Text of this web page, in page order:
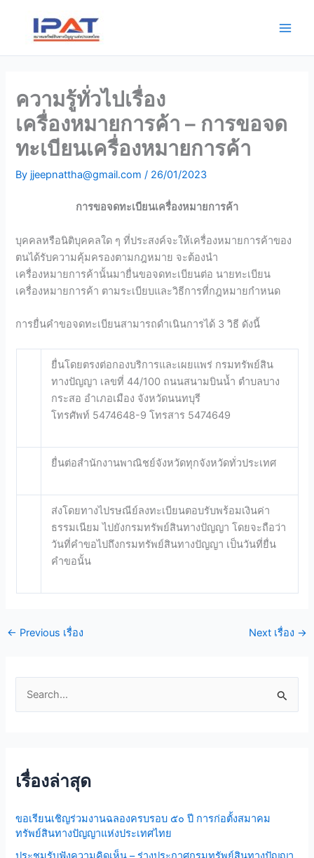
content
ความรู้ทั่วไปเรื่อง
เครื่องหมายการค้า – การขอจด
ทะเบียนเครื่องหมายการค้า
By jjeepnattha@gmail.com/ 26/01/2023
การขอจดทะเบียนเครื่องหมายการค้า
บุคคลหรือนิติบุคคลใด ๆ ที่ประสงค์จะให้เครื่องหมายการค้าของ
ตนได้รับความคุ้มครองตามกฎหมาย จะต้องนำ
เครื่องหมายการค้านั้นมายื่นขอจดทะเบียนต่อ นายทะเบียน
เครื่องหมายการค้า ตามระเบียบและวิธีการที่กฎหมายกำหนด
การยื่นคำขอจดทะเบียนสามารถดำเนินการได้ 3 วิธี ดังนี้
ยื่นโดยตรงต่อกองบริการและเผยแพร่ กรมทรัพย์สิน
ทางปัญญา เลขที่ 44/100 ถนนสนามบินน้ำ ตำบลบาง
กระสอ อำเภอเมือง จังหวัดนนทบุรี
โทรศัพท์ 5474648-9 โทรสาร 5474649
ยื่นต่อสำนักงานพาณิชย์จังหวัดทุกจังหวัดทั่วประเทศ
ส่งโดยทางไปรษณีย์ลงทะเบียนตอบรับพร้อมเงินค่า
ธรรมเนียม ไปยังกรมทรัพย์สินทางปัญญา โดยจะถือว่า
วันที่คำขอไปถึงกรมทรัพย์สินทางปัญญา เป็นวันที่ยื่น
คำขอนั้น
← Previous เรื่อง Next เรื่อง →
c
f
o
เรื่องล่าสุด
ขอเรียนเชิญร่วมงานฉลองครบรอบ ๕๐ ปี การก่อตั้งสมาคม
ทรัพย์สินทางปัญญาแห่งประเทศไทย